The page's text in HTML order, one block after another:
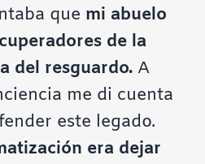
que mi abuelo
de la
del resguardo. A
me di cuenta
este legado.
era dejar